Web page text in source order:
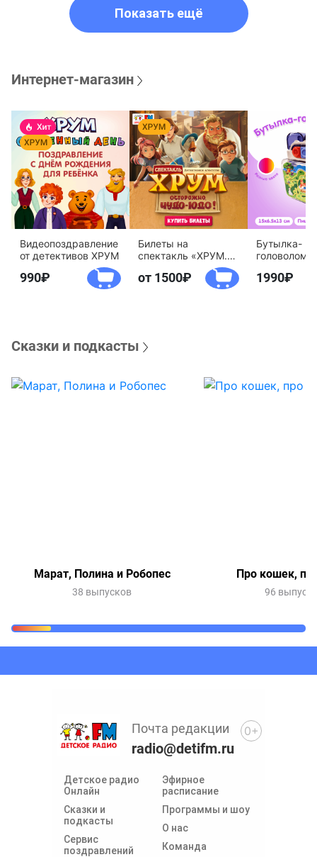
Показать ещё
Интернет-магазин
Видеопоздравление
от детективов ХРУМ
990
Билеты на
спектакль «ХРУМ.
Осторожно, Чудо-
Юдо!»
от 1500
Бутылка-
агентство
1990
Сказки и подкасты
Марат, Полина и Робопес
38 выпусков
Про кошек,
96
Детское радио
Онлайн
Сказки и
подкасты
Сервис
поздравлений
Эфирное
расписание
Программы и шоу
О нас
Команда
Почта редакции
radio@detifm.ru
0+